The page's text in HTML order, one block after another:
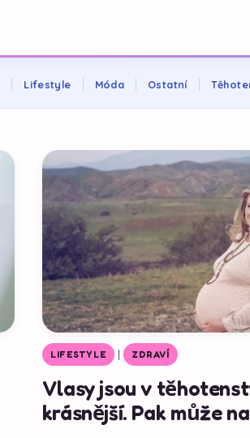
Lifestyle Móda Ostatní
Vlasy jsou v
krásnější. Pak může
LIFESTYLE | ZDRAVÍ